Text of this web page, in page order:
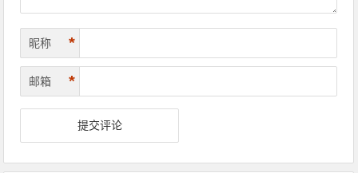
昵称 *
邮箱 *